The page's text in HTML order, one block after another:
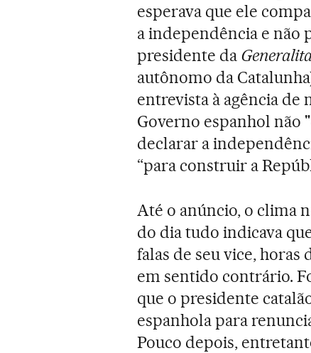
esperava que ele
a independência e não
presidente da
autônomo da
entrevista à agência
Governo espanhol não
declarar a
“para construir a
Até o anúncio, o clima
do dia tudo indicava
falas de seu vice, horas
em sentido contrário.
que o presidente
espanhola para
Pouco depois,